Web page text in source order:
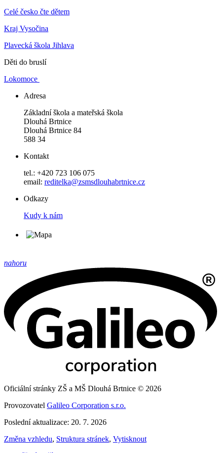
Celé česko čte dětem
Kraj Vysočina
Plavecká škola Jihlava
Děti do bruslí
Lokomoce
Adresa
Základní škola a mateřská škola
Dlouhá Brtnice
Dlouhá Brtnice 84
588 34
Kontakt
tel.: +420 723 106 075
email: reditelka@zsmsdlouhabrtnice.cz
Odkazy
Kudy k nám
nahoru
Oficiální stránky ZŠ a MŠ Dlouhá Brtnice © 2026
Provozovatel Galileo Corporation s.r.o.
Poslední aktualizace: 20. 7. 2026
Změna vzhledu, Struktura stránek, Vytisknout